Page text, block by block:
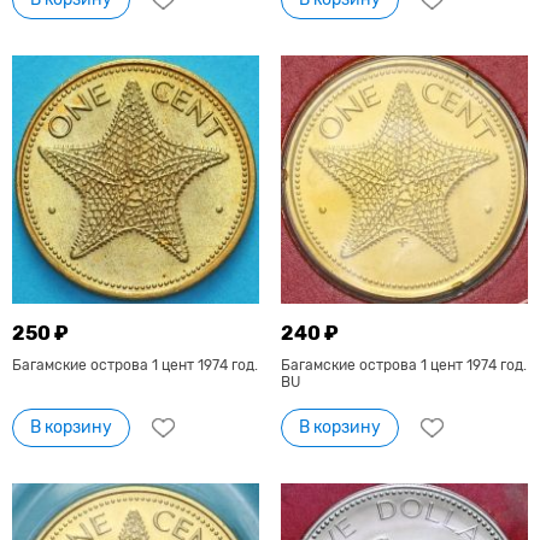
250 ₽
Багамские острова 1 цент 1974 год.
В корзину
240 ₽
Багамские острова 1 цент 1974 год.
BU
В корзину